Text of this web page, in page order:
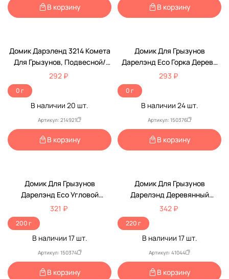
В корзину В корзину
Домик Дарэленд 3214 Комета
Для Грызунов, Подвесной/
Напольный, 21*21*13см,
292 ₽
0 г
В наличии 20 шт.
Артикул: 214921
В корзину
Домик Для Грызунов
Дарелэнд Есо Горка Дерево
13*13*8см Rp86831
293 ₽
0 г
В наличии 24шт.
Артикул: 150376
В корзину
Домик Для Грызунов
Дарелэнд Есо Угловой
Дерево 13*13*8см Rp86801
321 ₽
200 г
В наличии 17шт.
Артикул: 150374
В корзину
Домик Для Грызунов
Дарелэнд Деревянный
17*13*9,5см Rp8551
342 ₽
220 г
В наличии 17шт.
Артикул: 41044
В корзину